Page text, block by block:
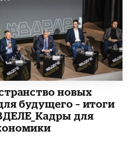
новых
будущего – итоги
для